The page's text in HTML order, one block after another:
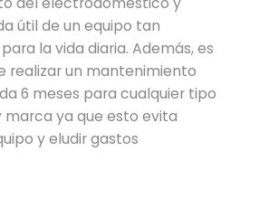
útil de un equipo tan
la vida diaria. Además, es
realizar un mantenimiento
6 meses para cualquier tipo
marca ya que esto evita
y eludir gastos